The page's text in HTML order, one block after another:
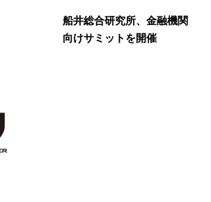
船井総合研究所、金融機関
向けサミットを開催